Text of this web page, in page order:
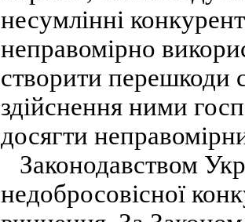
несумлінні
неправомірно
створити перешкоди
здійснення ними
досягти
Законодавством
недобросовісної